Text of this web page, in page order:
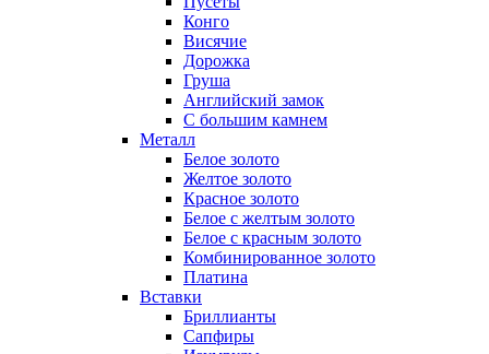
Конго
Висячие
Дорожка
Груша
Английский замок
С большим камнем
Металл
Белое золото
Желтое золото
Красное золото
Белое с желтым золото
Белое с красным золото
Комбинированное золото
Платина
Вставки
Бриллианты
Сапфиры